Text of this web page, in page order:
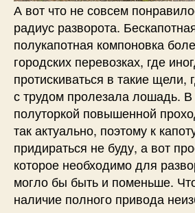
А вот что не совсем
радиус разворота.
полукапотная компоновка
городских перевозках, где
протискиваться в такие щели,
с трудом пролезала лошадь. В
полуторкой повышенной
так актуально, поэтому к
придираться не буду, а вот
которое необходимо для
могло бы быть и поменьше.
наличие полного привода